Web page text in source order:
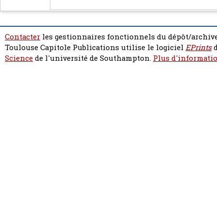
Contacter les gestionnaires fonctionnels du dépôt/
Toulouse Capitole Publications utilise le logiciel EPrints
Sciencede l'université de Southampton. Plus